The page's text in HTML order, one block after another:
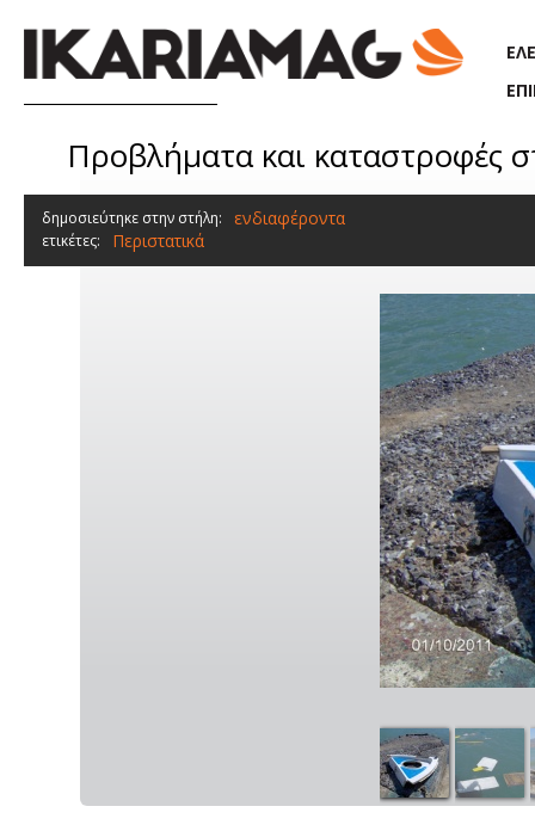
Προβλήματα και καταστροφές
δημοσιεύτηκε στην στήλη: ενδιαφέροντα
ετικέτες: Περιστατικά